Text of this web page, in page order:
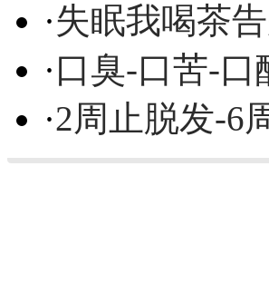
·失眠我喝茶
·口臭-口苦-口
·2周止脱发-6